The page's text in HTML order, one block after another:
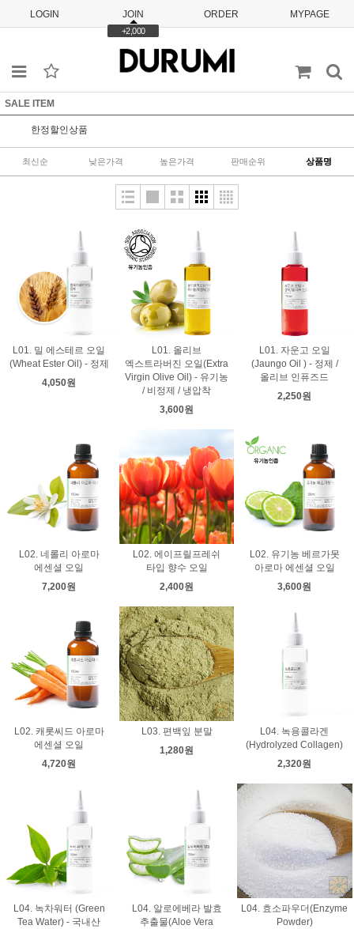
LOGIN JOIN
+2,000
ORDER MYPAGE
SALE ITEM
한정할인상품
최신순 낮은가격 높은가격 판매순위 상품명
L01. 밀 에스테르 오일
(Wheat Ester Oil) - 정제
4,050원
L01. 올리브
엑스트라버진 오일(Extra
Virgin Olive Oil) - 유기농
/ 비정제 / 냉압착
3,600원
L01. 자운고 오일
(Jaungo Oil ) - 정제 /
올리브 인퓨즈드
2,250원
L02. 네롤리 아로마
에센셜 오일
7,200원
L02. 에이프릴프레쉬
타입 향수 오일
2,400원
L02. 유기농 베르가못
아로마 에센셜 오일
3,600원
L02. 캐롯씨드 아로마
에센셜 오일
4,720원
L03. 편백잎 분말
1,280원
L04. 녹용콜라겐
(Hydrolyzed Collagen)
2,320원
L04. 녹차워터 (Green
Tea Water) - 국내산
L04. 알로에베라 발효
추출물(Aloe Vera
L04. 효소파우더(Enzyme
Powder)